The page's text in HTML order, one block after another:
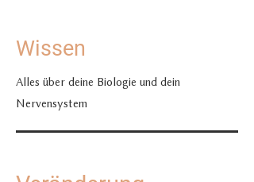
Wissen
Alles über deine Biologie und dein
Nervensystem